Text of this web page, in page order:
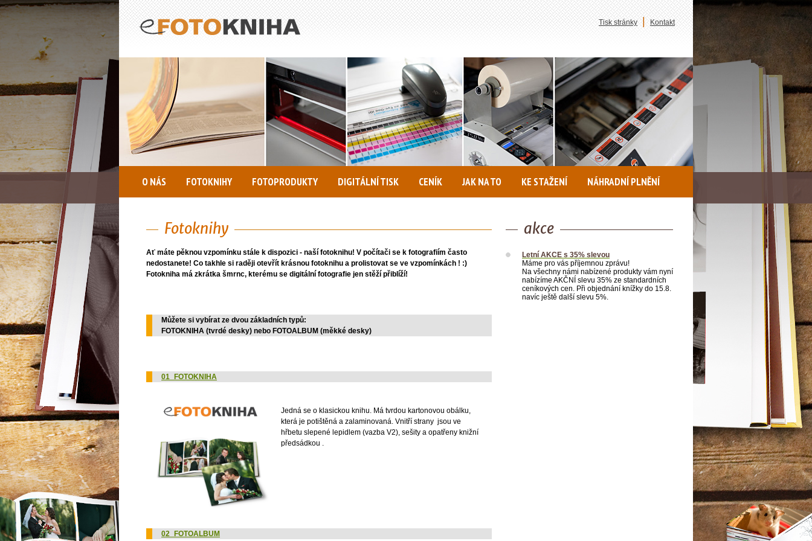
Fotoknihy
Ať máte pěknou vzpomínku stále k dispozici - naší fotoknihu! V počítači se k fotografiím často
nedostanete! Co takhle si raději otevřít krásnou fotoknihu a prolistovat se ve vzpomínkách ! :)
Fotokniha má zkrátka šmrnc, kterému se digitální fotografie jen stěží přiblíží!
Můžete si vybírat ze dvou základních typů:
FOTOKNIHA (tvrdé desky) nebo FOTOALBUM (měkké desky)
01_FOTOKNIHA
Jedná se o klasickou knihu. Má tvrdou kartonovou obálku,
která je potištěná a zalaminovaná. Vnitří strany jsou ve
hřbetu slepené lepidlem (vazba V2), sešity a opatřeny knižní
předsádkou .
02_FOTOALBUM
akce
Letní AKCE s 35% slevou
Máme pro vás příjemnou zprávu!
Na všechny námi nabízené produkty vám nyní
nabízíme AKČNÍ slevu 35% ze standardních
ceníkových cen. Při objednání knížky do 15.8.
navíc ještě další slevu 5%.
O NÁS FOTOKNIHY FOTOPRODUKTY DIGITÁLNÍ TISK CENÍK JAK NA TO KE STAŽENÍ NÁHRADNÍ PLNĚNÍ
Tisk stránky | Kontakt